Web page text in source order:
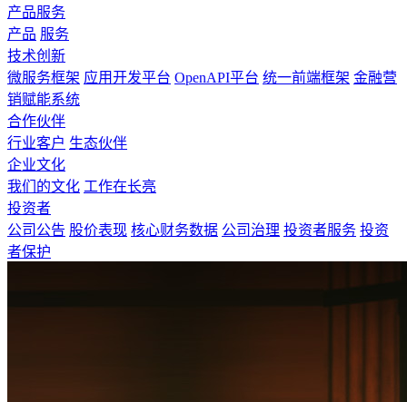
产品服务
产品 服务
技术创新
微服务框架 应用开发平台 OpenAPI平台 统一前端框架 金融营
销赋能系统
合作伙伴
行业客户 生态伙伴
企业文化
我们的文化 工作在长亮
投资者
公司公告 股价表现 核心财务数据 公司治理 投资者服务 投资
者保护